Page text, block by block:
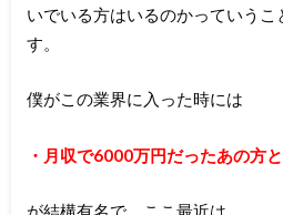
いでいる方はいるのかっていうこ
す。
僕がこの業界に入った時には
・月収で6000万円だったあの方
が結構有名で、ここ最近は